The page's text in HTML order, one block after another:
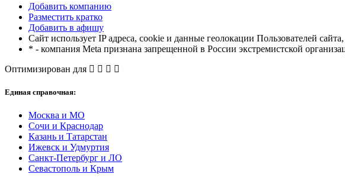
Добавить компанию
Разместить кратко
Добавить в афишу
Сайт использует IP адреса, cookie и данные геолокации Пользователей
* - компания Meta признана запрещенной в России экстремистской
Оптимизирован для
Единая справочная:
Москва и МО
Сочи и Краснодар
Казань и Татарстан
Ижевск и Удмуртия
Санкт-Петербург и ЛО
Севастополь и Крым